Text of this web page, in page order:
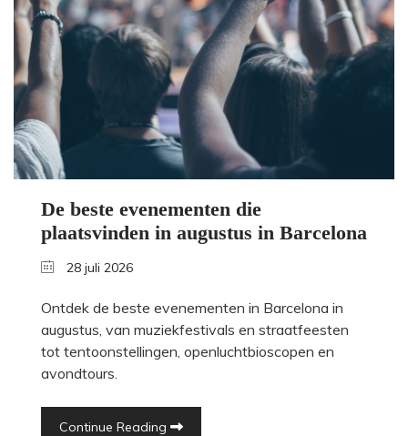
De beste evenementen die
plaatsvinden in augustus in Barcelona
28 juli 2026
Ontdek de beste evenementen in Barcelona in
augustus, van muziekfestivals en straatfeesten
tot tentoonstellingen, openluchtbioscopen en
avondtours.
Continue Reading